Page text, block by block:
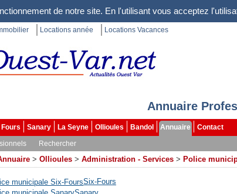
de notre site. En l'utilisant vous acceptez
Locations année Locations Vacances
Annuaire
Sanary La Seyne Ollioules Bandol Annuaire
Contact
Rechercher
> Ollioules > Administration - Services > Police
Six-Fours